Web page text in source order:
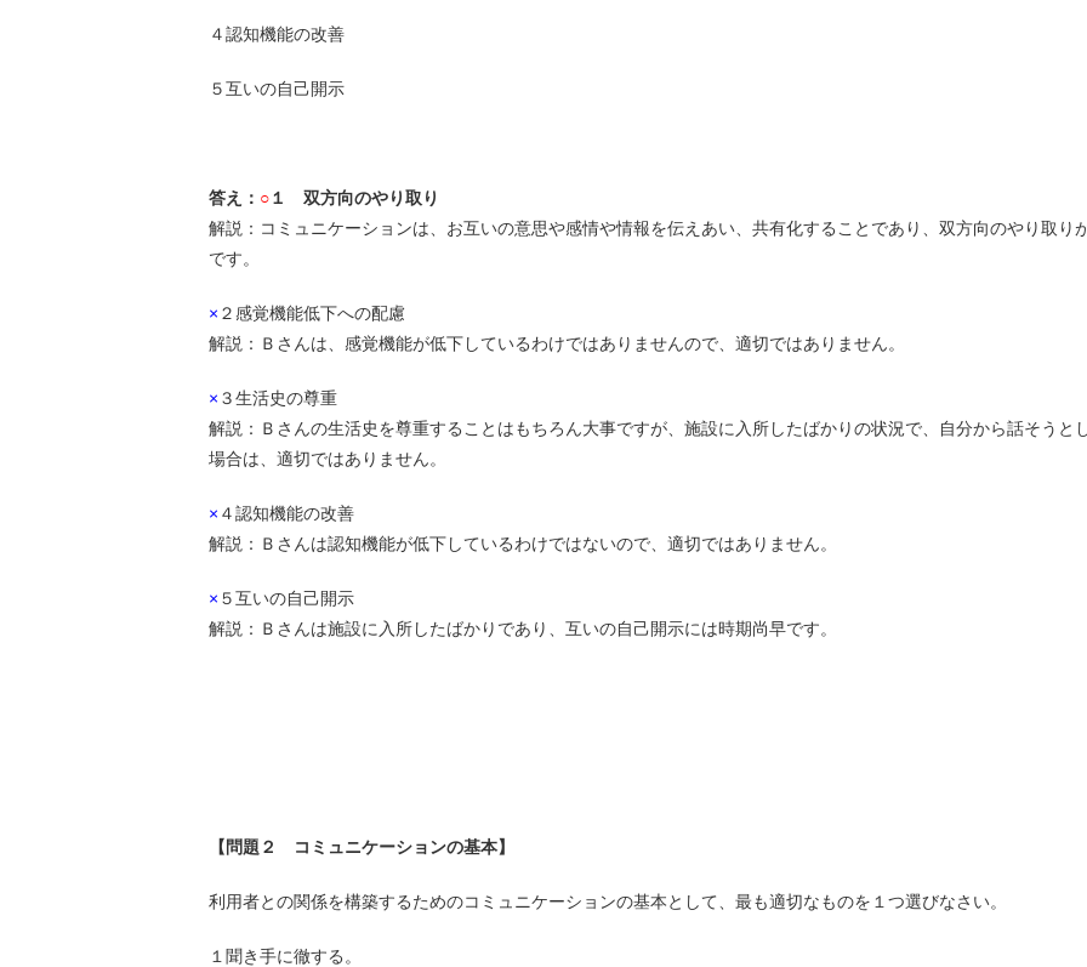
４認知機能の改善
５互いの自己開示
答え： ○１ 双方向のやり取り
解説：コミュニケーションは、お互いの意思や感情や情報を伝えあい、共有化することであり、双方向のやり取り
です。
× ２感覚機能低下への配慮
解説：Ｂさんは、感覚機能が低下しているわけではありませんので、適切ではありません。
× ３生活史の尊重
解説：Ｂさんの生活史を尊重することはもちろん大事ですが、施設に入所したばかりの状況で、自分から話そうと
場合は、適切ではありません。
× ４認知機能の改善
解説：Ｂさんは認知機能が低下しているわけではないので、適切ではありません。
× ５互いの自己開示
解説：Ｂさんは施設に入所したばかりであり、互いの自己開示には時期尚早です。
【問題２ コミュニケーションの基本】
利用者との関係を構築するためのコミュニケーションの基本として、最も適切なものを１つ選びなさい。
１聞き手に徹する。